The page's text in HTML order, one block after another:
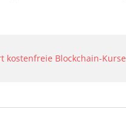
kostenfreie Blockchain-Kurse